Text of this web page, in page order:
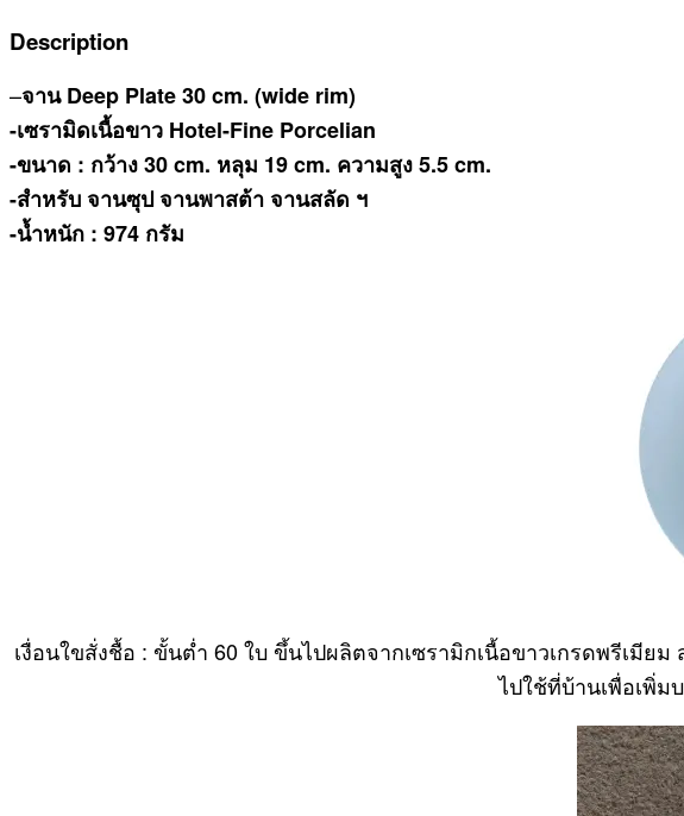
Description
–จาน Deep Plate 30 cm. (wide rim)
-เซรามิดเนื้อขาว Hotel-Fine Porcelian
-ขนาด : กว้าง 30 cm. หลุม 19 cm. ความสูง 5.5 cm.
-สำหรับ จานซุป จานพาสต้า จานสลัด ฯ
-น้ำหนัก : 974 กรัม
เงื่อนใขสั่งชื้อ : ขั้นต่ำ 60 ใบ ขึ้นไปผลิตจากเซรามิกเนื้อขาวเกรดพรีเมี
ไปใช้ที่บ้านเพื่อเพิ่ม